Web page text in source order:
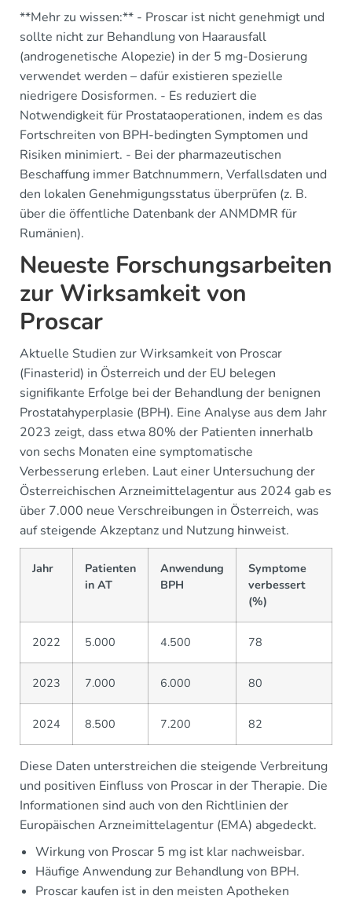
**Mehr zu wissen:** - Proscar ist nicht genehmigt und
sollte nicht zur Behandlung von Haarausfall
(androgenetische Alopezie) in der 5 mg-Dosierung
verwendet werden – dafür existieren spezielle
niedrigere Dosisformen. - Es reduziert die
Notwendigkeit für Prostataoperationen, indem es das
Fortschreiten von BPH-bedingten Symptomen und
Risiken minimiert. - Bei der pharmazeutischen
Beschaffung immer Batchnummern, Verfallsdaten und
den lokalen Genehmigungsstatus überprüfen (z. B.
über die öffentliche Datenbank der ANMDMR für
Rumänien).
Neueste Forschungsarbeiten
zur Wirksamkeit von
Proscar
Aktuelle Studien zur Wirksamkeit von Proscar
(Finasterid) in Österreich und der EU belegen
signifikante Erfolge bei der Behandlung der benignen
Prostatahyperplasie (BPH). Eine Analyse aus dem Jahr
2023 zeigt, dass etwa 80% der Patienten innerhalb
von sechs Monaten eine symptomatische
Verbesserung erleben. Laut einer Untersuchung der
Österreichischen Arzneimittelagentur aus 2024 gab es
über 7.000 neue Verschreibungen in Österreich, was
auf steigende Akzeptanz und Nutzung hinweist.
Jahr
Patienten
in AT
Anwendung
BPH
Symptome
verbessert
(%)
2022 5.000 4.500 78
2023 7.000 6.000 80
2024 8.500 7.200 82
Diese Daten unterstreichen die steigende Verbreitung
und positiven Einfluss von Proscar in der Therapie. Die
Informationen sind auch von den Richtlinien der
Europäischen Arzneimittelagentur (EMA) abgedeckt.
Wirkung von Proscar 5 mg ist klar nachweisbar.
Häufige Anwendung zur Behandlung von BPH.
Proscar kaufen ist in den meisten Apotheken